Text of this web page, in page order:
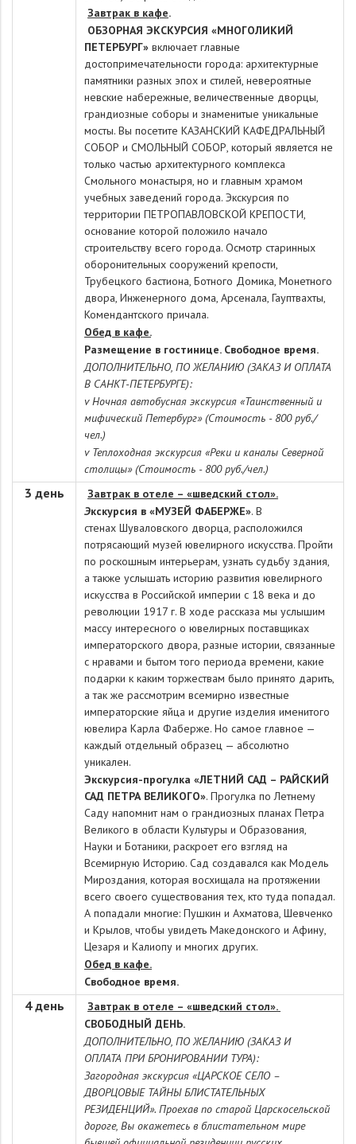
Завтрак в кафе.
ОБЗОРНАЯ ЭКСКУРСИЯ «МНОГОЛИКИЙ
ПЕТЕРБУРГ» включает главные
достопримечательности города: архитектурные
памятники разных эпох и стилей, невероятные
невские набережные, величественные дворцы,
грандиозные соборы и знаменитые уникальные
мосты. Вы посетите КАЗАНСКИЙ КАФЕДРАЛЬНЫЙ
СОБОР и СМОЛЬНЫЙ СОБОР, который является не
только частью архитектурного комплекса
Смольного монастыря, но и главным храмом
учебных заведений города. Экскурсия по
территории ПЕТРОПАВЛОВСКОЙ КРЕПОСТИ,
основание которой положило начало
строительству всего города. Осмотр старинных
оборонительных сооружений крепости,
Трубецкого бастиона, Ботного Домика, Монетного
двора, Инженерного дома, Арсенала, Гауптвахты,
Комендантского причала.
Обед в кафе.
Размещение в гостинице. Свободное время.
ДОПОЛНИТЕЛЬНО, ПО ЖЕЛАНИЮ (ЗАКАЗ И ОПЛАТА
В САНКТ-ПЕТЕРБУРГЕ):
v Ночная автобусная экскурсия «Таинственный и
мифический Петербург» (Стоимость - 800 руб./
чел.)
v Теплоходная экскурсия «Реки и каналы Северной
столицы» (Стоимость - 800 руб./чел.)
3 день
Завтрак в отеле – «шведский стол».
Экскурсия в «МУЗЕЙ ФАБЕРЖЕ». В
стенах Шуваловского дворца, расположился
потрясающий музей ювелирного искусства. Пройти
по роскошным интерьерам, узнать судьбу здания,
а также услышать историю развития ювелирного
искусства в Российской империи с 18 века и до
революции 1917 г. В ходе рассказа мы услышим
массу интересного о ювелирных поставщиках
императорского двора, разные истории, связанные
с нравами и бытом того периода времени, какие
подарки к каким торжествам было принято дарить,
а так же рассмотрим всемирно известные
императорские яйца и другие изделия именитого
ювелира Карла Фаберже. Но самое главное —
каждый отдельный образец — абсолютно
уникален.
Экскурсия-прогулка «ЛЕТНИЙ САД – РАЙСКИЙ
САД ПЕТРА ВЕЛИКОГО». Прогулка по Летнему
Саду напомнит нам о грандиозных планах Петра
Великого в области Культуры и Образования,
Науки и Ботаники, раскроет его взгляд на
Всемирную Историю. Сад создавался как Модель
Мироздания, которая восхищала на протяжении
всего своего существования тех, кто туда попадал.
А попадали многие: Пушкин и Ахматова, Шевченко
и Крылов, чтобы увидеть Македонского и Афину,
Цезаря и Калиопу и многих других.
Обед в кафе.
Свободное время.
4 день
Завтрак в отеле – «шведский стол».
СВОБОДНЫЙ ДЕНЬ.
ДОПОЛНИТЕЛЬНО, ПО ЖЕЛАНИЮ (ЗАКАЗ И
ОПЛАТА ПРИ БРОНИРОВАНИИ ТУРА):
Загородная экскурсия «ЦАРСКОЕ СЕЛО –
ДВОРЦОВЫЕ ТАЙНЫ БЛИСТАТЕЛЬНЫХ
РЕЗИДЕНЦИЙ». Проехав по старой Царскосельской
дороге, Вы окажетесь в блистательном мире